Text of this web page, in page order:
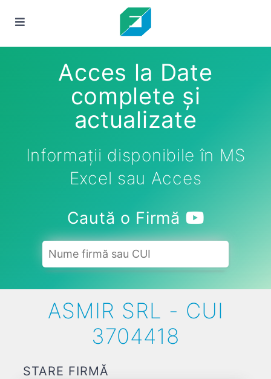
Acces la Date
complete și
actualizate
Informații disponibile în MS
Excel sau Acces
Caută o Firmă
ASMIR SRL - CUI
3704418
STARE FIRMĂ